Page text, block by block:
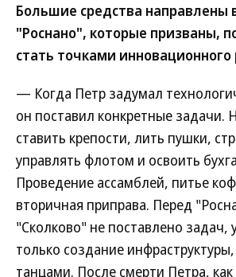
Большие средства направлены
"Роснано", которые призваны,
стать точками инновационного
— Когда Петр задумал
он поставил конкретные задачи.
ставить крепости, лить пушки,
управлять флотом и освоить
Проведение ассамблей, питье
вторичная приправа. Перед
"Сколково" не поставлено задач,
только создание
танцами. После смерти Петра, как